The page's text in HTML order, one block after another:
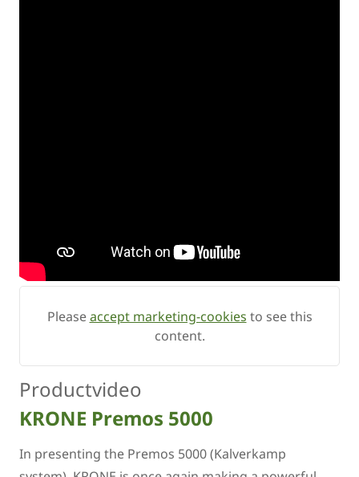
Pleaseaccept marketing-cookies to see this
content.
Productvideo
KRONE Premos 5000
In presenting the Premos 5000 (Kalverkamp